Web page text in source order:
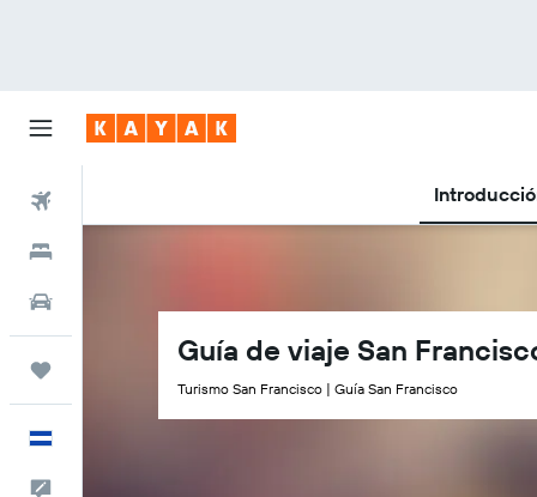
Guía de viaje San
Turismo San Francisco | Guía San Francisco